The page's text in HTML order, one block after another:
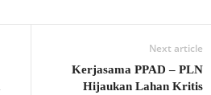
Next article
Kerjasama PPAD – PLN
Hijaukan Lahan Kritis